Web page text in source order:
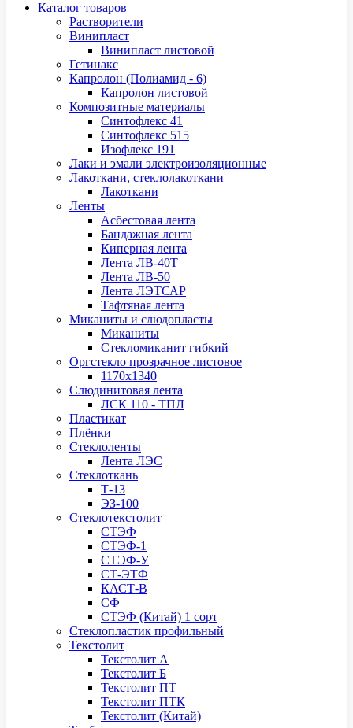
Каталог товаров
Растворители
Винипласт
Винипласт листовой
Гетинакс
Капролон (Полиамид - 6)
Капролон листовой
Композитные материалы
Синтофлекс 41
Синтофлекс 515
Изофлекс 191
Лаки и эмали электроизоляционные
Лакоткани, стеклолакоткани
Лакоткани
Ленты
Асбестовая лента
Бандажная лента
Киперная лента
Лента ЛВ-40Т
Лента ЛВ-50
Лента ЛЭТСАР
Тафтяная лента
Миканиты и слюдопласты
Миканиты
Стекломиканит гибкий
Оргстекло прозрачное листовое
1170х1340
Слюдинитовая лента
ЛСК 110 - ТПЛ
Пластикат
Плёнки
Стеклоленты
Лента ЛЭС
Стеклоткань
Т-13
ЭЗ-100
Стеклотекстолит
СТЭФ
СТЭФ-1
СТЭФ-У
СТ-ЭТФ
КАСТ-В
СФ
СТЭФ (Китай) 1 сорт
Стеклопластик профильный
Текстолит
Текстолит А
Текстолит Б
Текстолит ПТ
Текстолит ПТК
Текстолит (Китай)